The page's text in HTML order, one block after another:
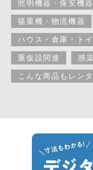
照明機器・保安機器
揚重機・物流機器
ハウス・倉庫・ト
重仮設関連 感
こんな商品もレン